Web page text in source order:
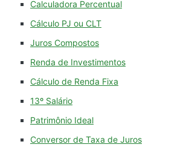
Calculadora Percentual
Cálculo PJ ou CLT
Juros Compostos
Renda de Investimentos
Cálculo de Renda Fixa
13º Salário
Patrimônio Ideal
Conversor de Taxa de Juros